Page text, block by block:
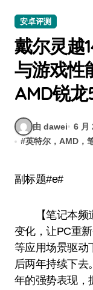
安卓评测
戴尔灵越
与游戏性
AMD锐
由 dawei 6 月
#英特尔，AMD，
副标题#e#
【笔记本频道
变化，让PC重
等应用场景驱动
后两年持续下去
年的强势表现，